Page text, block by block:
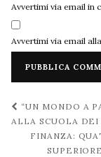
Avvertimi via email in
Avvertimi via email
post
“UN MONDO A
ALLA SCUOLA
FINANZA: